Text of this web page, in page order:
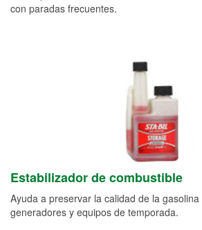
con paradas frecuentes.
Estabilizador de combustible
Ayuda a preservar la calidad de la
generadores y equipos de temporada.